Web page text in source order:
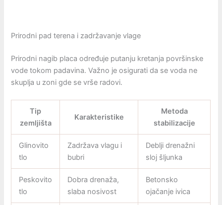
Prirodni pad terena i zadržavanje vlage
Prirodni nagib placa određuje putanju kretanja površinske
vode tokom padavina. Važno je osigurati da se voda ne
skuplja u zoni gde se vrše radovi.
Tip
zemljišta
Karakteristike
Metoda
stabilizacije
Glinovito
tlo
Zadržava vlagu i
bubri
Deblji drenažni
sloj šljunka
Peskovito
tlo
Dobra drenaža,
slaba nosivost
Betonsko
ojačanje ivica